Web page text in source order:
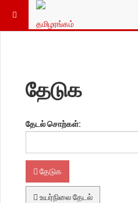
தேடுக
தேடல் சொற்கள்:
தேடுக
உயர்நிலை தேடல்